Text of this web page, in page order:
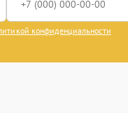
конфиденциальности